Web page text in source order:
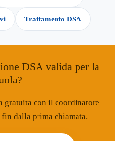
Trattamento DSA
DSA valida per la
gratuita con il coordinatore
dalla prima chiamata.